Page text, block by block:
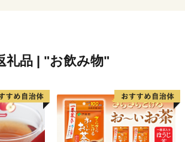
礼品 | "お飲み物"